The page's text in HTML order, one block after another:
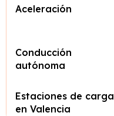
Aceleración
Conducción
autónoma
Estaciones de carga
en Valencia